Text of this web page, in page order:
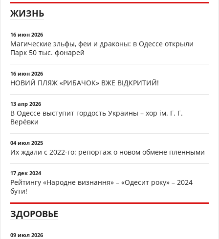
ЖИЗНЬ
16 июн 2026
Магические эльфы, феи и драконы: в Одессе открыли
Парк 50 тыс. фонарей
16 июн 2026
НОВИЙ ПЛЯЖ «РИБАЧОК» ВЖЕ ВІДКРИТИЙ!
13 апр 2026
В Одессе выступит гордость Украины – хор ім. Г. Г.
Верёвки
04 июл 2025
Их ждали с 2022-го: репортаж о новом обмене пленными
17 дек 2024
Рейтингу «Народне визнання» – «Одесит року» – 2024
бути!
ЗДОРОВЬЕ
09 июл 2026